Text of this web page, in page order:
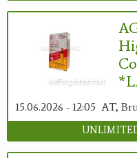
15.06.2026 - 12:05 AT,